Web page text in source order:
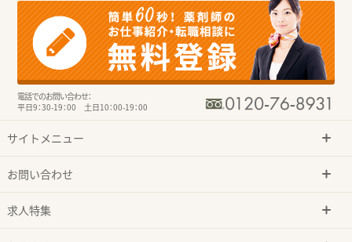
電話でのお問い合わせ：
平日9：30-19：00 土日10：00-19：00
サイトメニュー
お問い合わせ
求人特集